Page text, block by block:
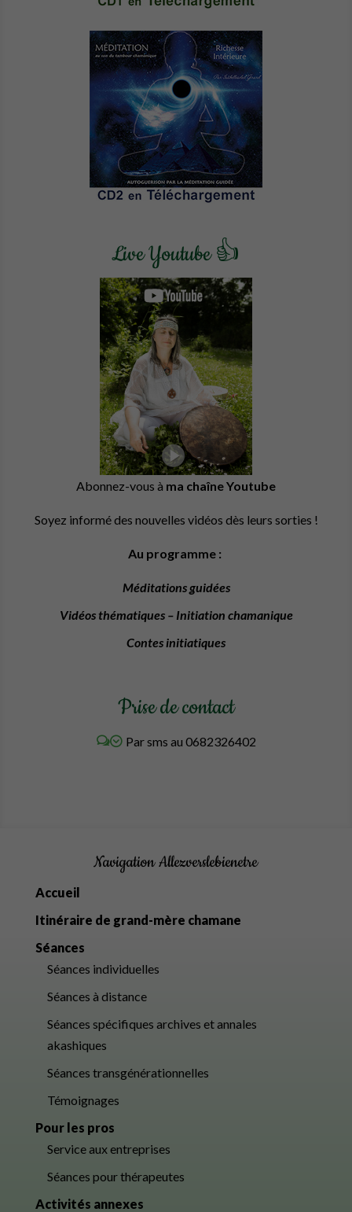
Live Youtube 👍
Abonnez-vous à ma chaîne Youtube
Soyez informé des nouvelles vidéos dès leurs sorties !
Au programme :
Méditations guidées
Vidéos thématiques – Initiation chamanique
Contes initiatiques
Prise de contact
Par sms au 0682326402
Navigation Allezverslebienetre
Accueil
Itinéraire de grand-mère chamane
Séances
Séances individuelles
Séances à distance
Séances spécifiques archives et annales
akashiques
Séances transgénérationnelles
Témoignages
Pour les pros
Service aux entreprises
Séances pour thérapeutes
Activités annexes